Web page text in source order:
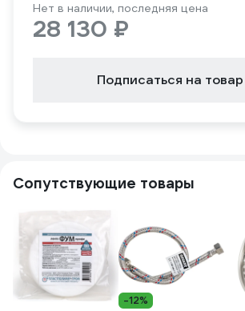
Нет в наличии, последняя цена
28 130 ₽
Подписаться на товар
Сопутствующие товары
-12%